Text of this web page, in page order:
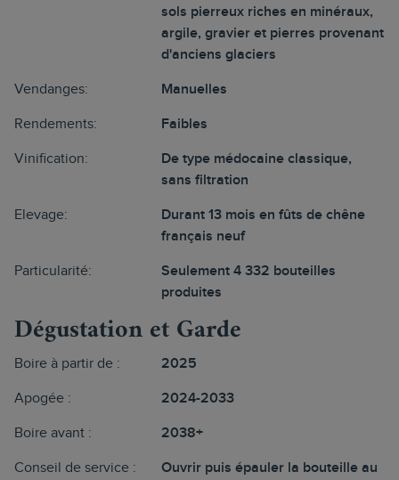
sols pierreux riches en minéraux,
argile, gravier et pierres provenant
d'anciens glaciers
Vendanges: Manuelles
Rendements: Faibles
Vinification:
De type médocaine classique,
sans filtration
Elevage:
Durant 13 mois en fûts de chêne
français neuf
Particularité:
Seulement 4 332 bouteilles
produites
Dégustation et Garde
Boire à partir de : 2025
Apogée : 2024-2033
Boire avant : 2038+
Conseil de service :
Ouvrir puis épauler la bouteille au